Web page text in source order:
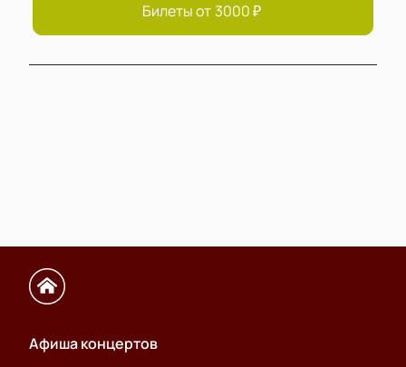
Билеты от 3000₽
Афиша концертов